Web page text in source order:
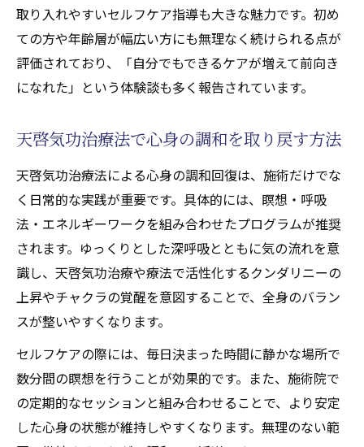
療法でのチャクラ活性化
自律神経を整える気功施術の秘密に迫る
天啓気功治療法が自律神経に及ぼす効果
自律神経を整える天啓気功施術の実践手順
天啓気功治療法と自律神経調整の関係性
自律神経乱れに天啓気功治療法を活かす方
法
心の不安を和らげる実践的な天啓気功法とは
天啓気功治療法で心の不安に寄り添う秘訣
実践しやすい天啓気功治療法のストレスケ
ア
体例
緑内障と不安に強くなる天啓気功治療法の
実践
天啓気功治療法で心のバランスを整える方
取り入れやすいセルフケア指導も大きな魅力です。初め
ての方や年齢層が幅広い方にも無理なく続けられる点が
評価されており、「自分でもできるケアが増えて前向き
になれた」という体験談も多く報告されています。
天啓気功治療法で心身の調和を取り戻す方法
天啓気功治療法による心身の調和回復は、施術だけでな
く日常的な実践が重要です。具体的には、瞑想・呼吸
法・エネルギーワークを組み合わせたプログラムが推奨
されます。ゆっくりとした深呼吸とともに気の流れを意
識し、天啓気功治療や療法で活性化するクンダリニーの
上昇やチャクラの覚醒を意図することで、全身のバラン
スが整いやすくなります。
セルフケアの際には、毎日決まった時間に静かな場所で
数分間の瞑想を行うことが効果的です。また、施術院で
の定期的なセッションと組み合わせることで、より安定
した心身の状態が維持しやすくなります。無理のない範